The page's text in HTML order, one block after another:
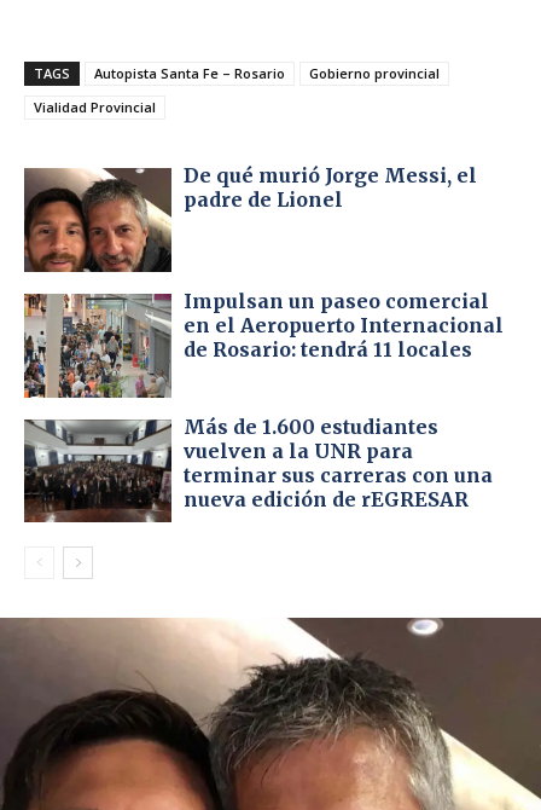
TAGS Autopista Santa Fe – Rosario
Gobierno provincial
Vialidad Provincial
De qué murió Jorge Messi, el
padre de Lionel
Impulsan un paseo comercial
en el Aeropuerto Internacional
de Rosario: tendrá 11 locales
Más de 1.600 estudiantes
vuelven a la UNR para
terminar sus carreras con una
nueva edición de rEGRESAR